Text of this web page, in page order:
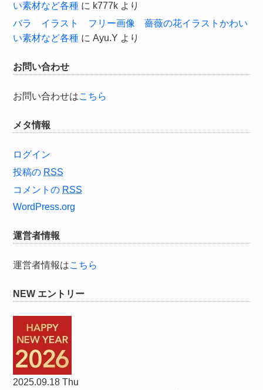
い素材など各種 に k777k より
バラ イラスト フリー画像 薔薇の花イラストかわい
い素材など各種 にAyu.Y より
お問い合わせ
お問い合わせはこちら
メタ情報
ログイン
投稿の RSS
コメントの RSS
WordPress.org
運営者情報
運営者情報はこちら
NEW エントリー
2025.09.18 Thu